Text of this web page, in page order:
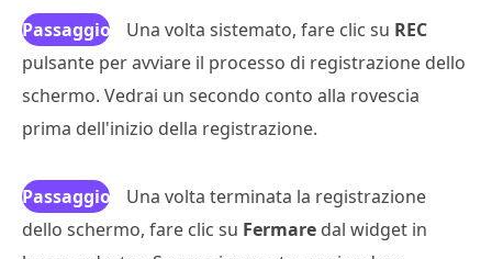
Passaggio
3
Una volta sistemato, fare clic su REC
pulsante per avviare il processo di registrazione dello
schermo. Vedrai un secondo conto alla rovescia
prima dell'inizio della registrazione.
Passaggio
4
Una volta terminata la registrazione
dello schermo, fare clic su Fermare dal widget in